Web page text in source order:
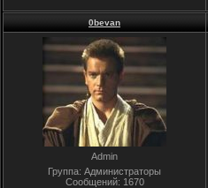
0bevan
Admin
Группа: Администраторы
Сообщений: 1670